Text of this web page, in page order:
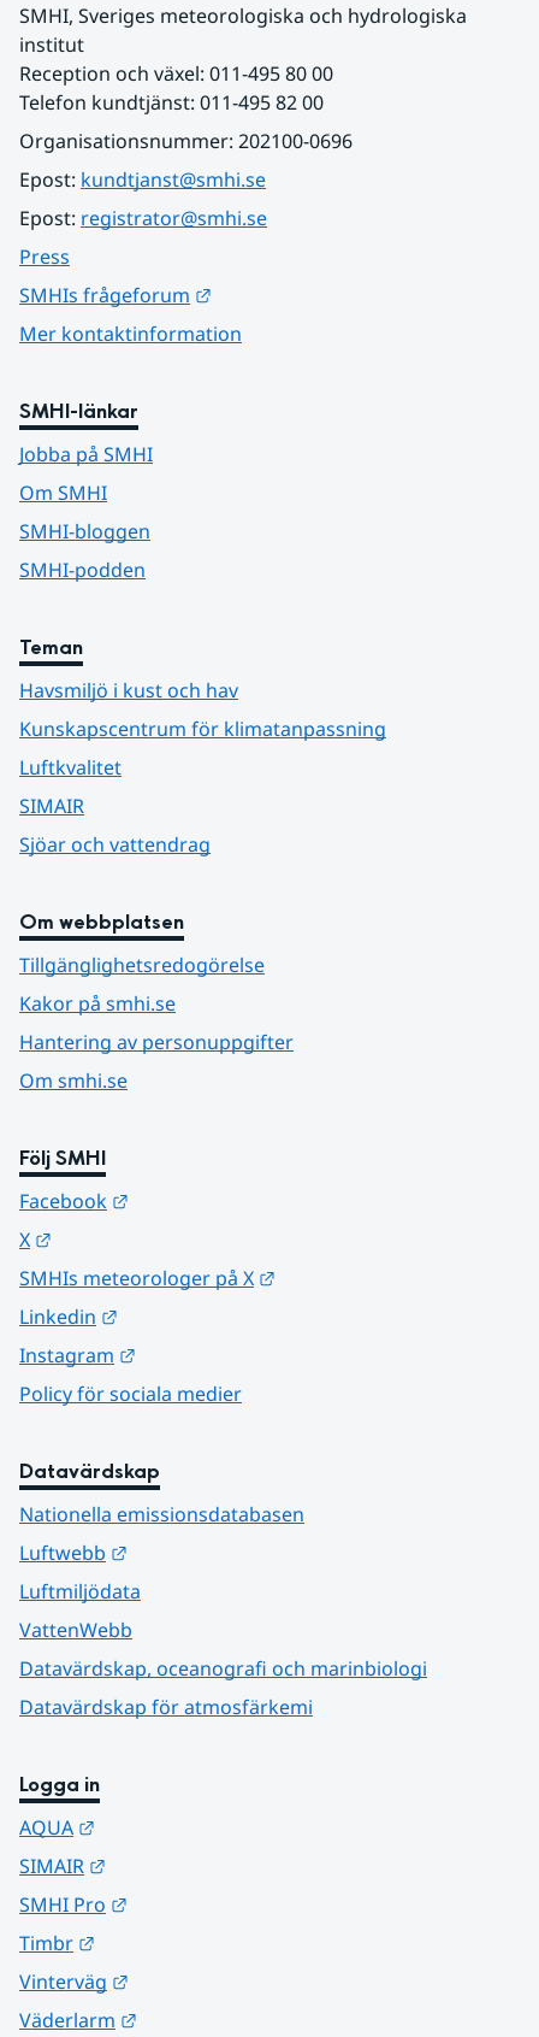
SMHI, Sveriges meteorologiska och hydrologiska
institut
Reception och växel: 011-495 80 00
Telefon kundtjänst: 011-495 82 00
Organisationsnummer: 202100-0696
Epost: kundtjanst@smhi.se
Epost: registrator@smhi.se
Press
SMHIs frågeforum
Mer kontaktinformation
SMHI-länkar
Jobba på SMHI
Om SMHI
SMHI-bloggen
SMHI-podden
Teman
Havsmiljö i kust och hav
Kunskapscentrum för klimatanpassning
Luftkvalitet
SIMAIR
Sjöar och vattendrag
Om webbplatsen
Tillgänglighetsredogörelse
Kakor på smhi.se
Hantering av personuppgifter
Om smhi.se
Följ SMHI
Facebook
X
SMHIs meteorologer på X
Linkedin
Instagram
Policy för sociala medier
Datavärdskap
Nationella emissionsdatabasen
Luftwebb
Luftmiljödata
VattenWebb
Datavärdskap, oceanografi och marinbiologi
Datavärdskap för atmosfärkemi
Logga in
AQUA
SIMAIR
SMHI Pro
Timbr
Vinterväg
Väderlarm